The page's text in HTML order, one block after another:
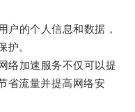
的个人信息和数据，
护。
加速服务不仅可以提
省流量并提高网络安